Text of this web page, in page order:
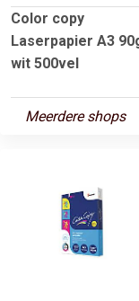
Color copy
Laserpapier A3
wit 500vel
Meerdere shops